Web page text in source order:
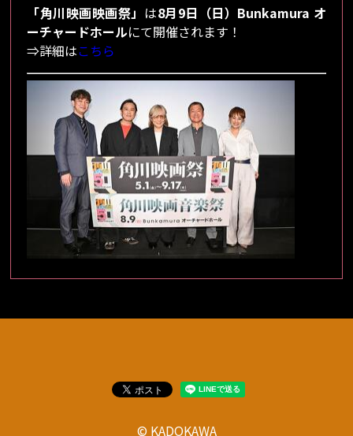
「角川映画映画祭」 は8月9日（日）Bunkamura オ
ーチャードホールにて開催されます！
⇒詳細はこちら
© KADOKAWA